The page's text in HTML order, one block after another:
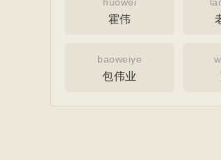
霍伟
baoweiye
包伟业